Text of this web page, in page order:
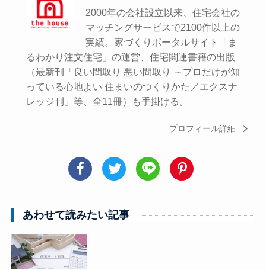
2000年の会社設立以来、住宅会社の
マッチングサービスで2100件以上の
実績。家づくりポータルサイト「ま
るわかり注文住宅」の運営、住宅関連書籍の出版
（最新刊「良い間取り 悪い間取り ～プロだけが知
っている心地よい 住まいのつくりかた／エクスナ
レッジ刊」等、全11冊）も手掛ける。
プロフィール詳細
あわせて読みたい記事